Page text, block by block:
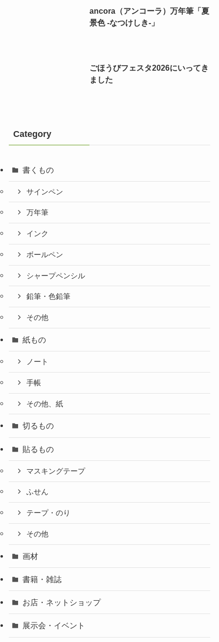
ancora（アンコーラ）万年筆「夏
景色 -なつけしき-」
ごほうびフェスタ2026にいってき
ました
Category
書くもの
サインペン
万年筆
インク
ボールペン
シャープペンシル
鉛筆・色鉛筆
その他
紙もの
ノート
手帳
その他、紙
切るもの
貼るもの
マスキングテープ
ふせん
テープ・のり
その他
画材
書籍・雑誌
お店・ネットショップ
展示会・イベント